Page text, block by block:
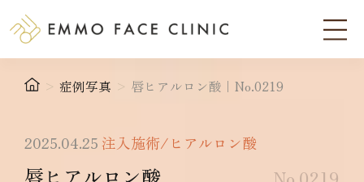
> 症例写真 > 唇ヒアルロン酸｜No.0219
2025.04.25注入施術/ヒアルロン酸
唇ヒアルロン酸